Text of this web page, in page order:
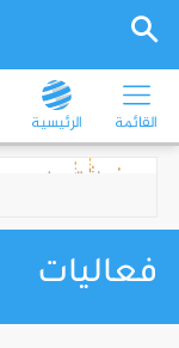
القائمة الرئيسية
فعاليات